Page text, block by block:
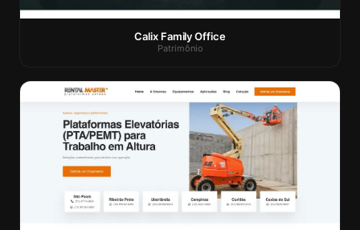
Calix Family Office
Patrimônio